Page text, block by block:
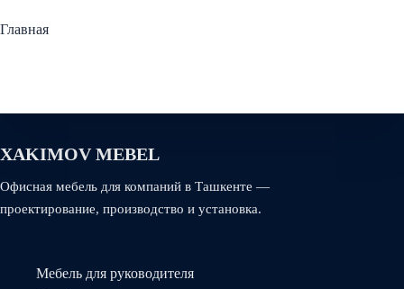
Главная
XAKIMOV MEBEL
Офисная мебель для компаний в Ташкенте —
проектирование, производство и установка.
Мебель для руководителя